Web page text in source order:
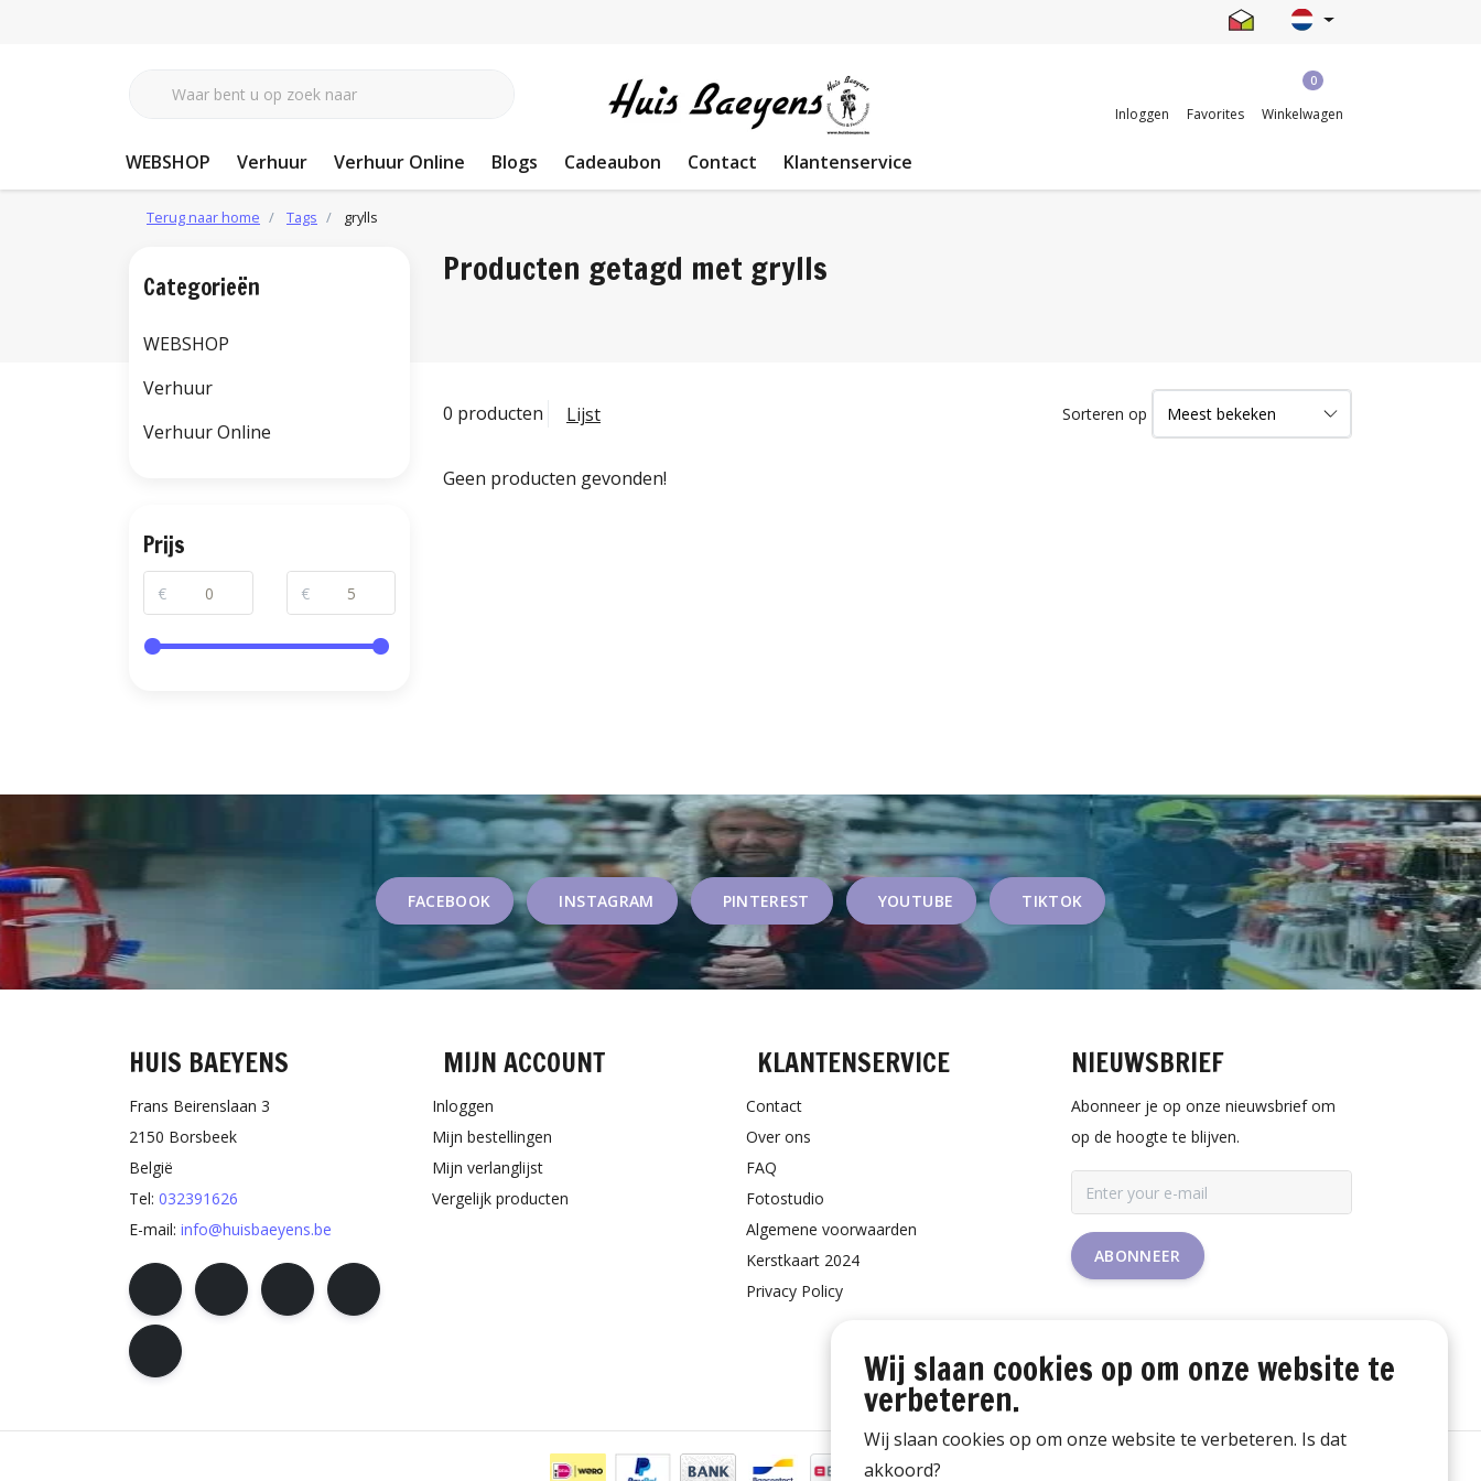
Inloggen Favorites
0
Winkelwagen
WEBSHOP Verhuur Verhuur Online Blogs Cadeaubon Contact Klantenservice
Terug naar home Tags grylls
Producten getagd met grylls
0 producten Lijst Sorteren op
Geen producten gevonden!
Categorieën
WEBSHOP
Verhuur
Verhuur Online
Prijs
€ €
FACEBOOK INSTAGRAM PINTEREST YOUTUBE TIKTOK
HUIS BAEYENS
Frans Beirenslaan 3
2150 Borsbeek
België
Tel: 032391626
E-mail: info@huisbaeyens.be
MIJN ACCOUNT
Inloggen
Mijn bestellingen
Mijn verlanglijst
Vergelijk producten
KLANTENSERVICE
Contact
Over ons
FAQ
Fotostudio
Algemene voorwaarden
Kerstkaart 2024
Privacy Policy
NIEUWSBRIEF
Abonneer je op onze nieuwsbrief om
op de hoogte te blijven.
ABONNEER
Wij slaan cookies op om onze website te
verbeteren.
Wij slaan cookies op om onze website te verbeteren. Is dat
akkoord?